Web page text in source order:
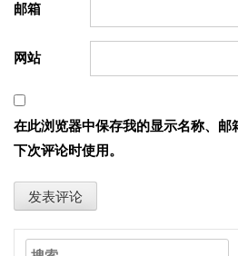
邮箱
网站
在此浏览器中保存我的显示名称、邮
下次评论时使用。
搜